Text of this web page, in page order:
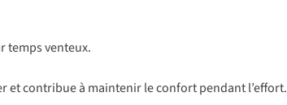
temps venteux.
et contribue à maintenir le confort pendant l’effort.